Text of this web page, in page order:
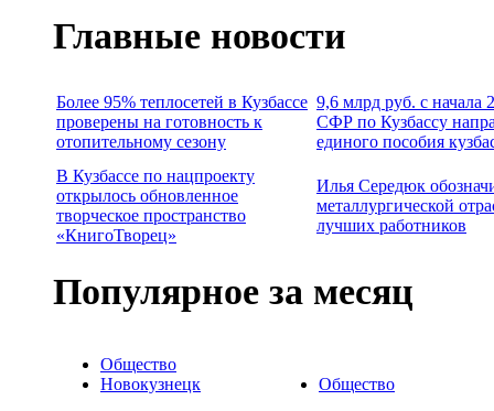
Главные новости
Более 95% теплосетей в Кузбассе
проверены на готовность к
отопительному сезону
9,6 млрд руб. с начала
СФР по Кузбассу
единого пособия
В Кузбассе по нацпроекту
открылось обновленное
творческое пространство
«КнигоТворец»
Илья Середюк
металлургической
лучших работников
Популярное за месяц
Общество
Новокузнецк
Общество